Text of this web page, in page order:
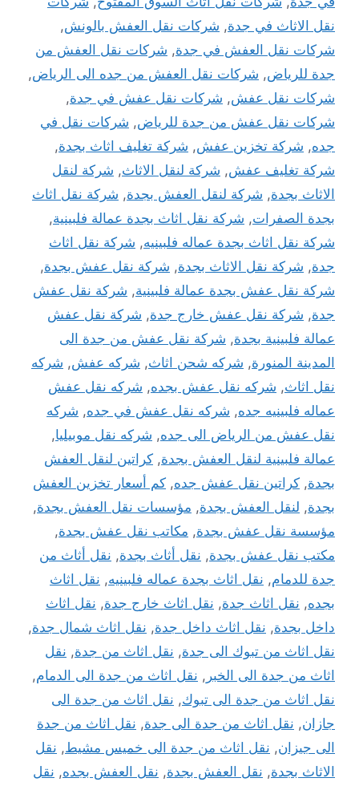
نقل الاثاث في جدة, شركات نقل العفش بالونش,
شركات نقل العفش في جدة, شركات نقل العفش من
جدة للرياض, شركات نقل العفش من جده الى الرياض,
شركات نقل عفش, شركات نقل عفش في جدة,
شركات نقل عفش من جدة للرياض, شركات نقل في
جده, شركة تخزين عفش, شركة تغليف اثاث بجدة,
شركة تغليف عفش, شركة لنقل الاثاث, شركة لنقل
الاثاث بجدة, شركة لنقل العفش بجدة, شركة نقل اثاث
بجدة الصفرات, شركة نقل اثاث بجدة عمالة فلبينية,
شركة نقل اثاث بجدة عماله فلبينيه, شركة نقل اثاث
جدة, شركة نقل الاثاث بجدة, شركة نقل عفش بجدة,
شركة نقل عفش بجدة عمالة فلبينية, شركة نقل عفش
جدة, شركة نقل عفش خارج جدة, شركة نقل عفش
عمالة فلبينية بجدة, شركة نقل عفش من جدة الى
المدينة المنورة, شركه شحن اثاث, شركه عفش, شركه
نقل اثاث, شركه نقل عفش بجده, شركه نقل عفش
عماله فلبينيه جده, شركه نقل عفش في جده, شركه
نقل عفش من الرياض الى جده, شركه نقل موبيليا,
عمالة فلبينية لنقل العفش بجدة, كراتين لنقل العفش
بجدة, كراتين نقل عفش جده, كم أسعار تخزين العفش
بجدة, لنقل العفش بجدة, مؤسسات نقل العفش بجدة,
مؤسسة نقل عفش بجدة, مكاتب نقل عفش بجدة,
مكتب نقل عفش بجدة, نقل أثاث بجدة, نقل أثاث من
جدة للدمام, نقل اثاث بجدة عماله فلبينيه, نقل اثاث
بجده, نقل اثاث جدة, نقل اثاث خارج جدة, نقل اثاث
داخل بجدة, نقل اثاث داخل جدة, نقل اثاث شمال جدة,
نقل اثاث من تبوك الى جدة, نقل اثاث من جدة, نقل
اثاث من جدة الى الخبر , نقل اثاث من جدة الى الدمام,
نقل اثاث من جدة الى تبوك, نقل اثاث من جدة الى
جازان, نقل اثاث من جدة الى جدة, نقل اثاث من جدة
الى جيزان, نقل اثاث من جدة الى خميس مشيط, نقل
الاثاث بجدة, نقل العفش بجدة, نقل العفش بجده, نقل